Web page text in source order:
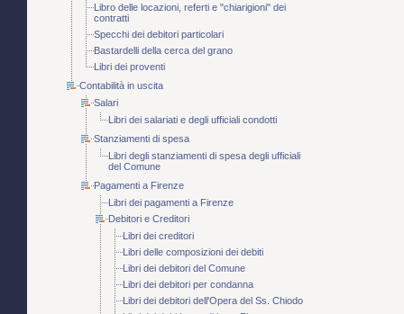
Libro delle locazioni, referti e "chiarigioni" dei
contratti
Specchi dei debitori particolari
Bastardelli della cerca del grano
Libri dei proventi
Contabilità in uscita
Salari
Libri dei salariati e degli ufficiali condotti
Stanziamenti di spesa
Libri degli stanziamenti di spesa degli ufficiali
del Comune
Pagamenti a Firenze
Libri dei pagamenti a Firenze
Debitori e Creditori
Libri dei creditori
Libri delle composizioni dei debiti
Libri dei debitori del Comune
Libri dei debitori per condanna
Libri dei debitori dell'Opera del Ss. Chiodo